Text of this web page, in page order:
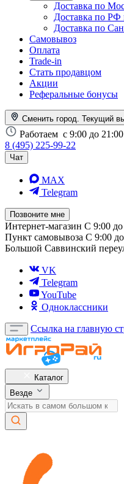
Доставка по
Доставка по
Доставка по
Самовывоз
Оплата
Trade-in
Стать продавцом
Акции
Реферальные бонусы
Сменить город. Текущий
Работаем с 9:00 до 21:00
8 (495) 225-99-22
Чат
MAX
Telegram
Позвоните мне
Интернет-магазин С 9:00
Пункт самовывоза С 9:00
Большой Саввинский
VK
Telegram
YouTube
Одноклассники
Ссылка на главную
Каталог
Везде